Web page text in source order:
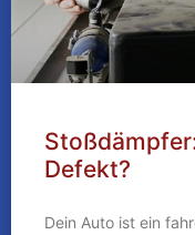
Defekt?
Dein Auto ist ein